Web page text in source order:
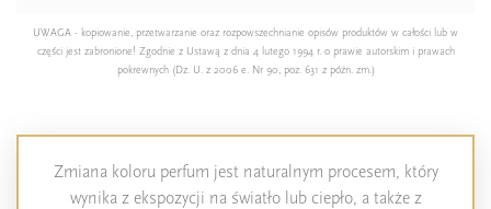
UWAGA - kopiowanie, przetwarzanie oraz rozpowszechnianie opisów produktów w całości lub w
części jest zabronione! Zgodnie z Ustawą z dnia 4 lutego 1994 r. o prawie autorskim i prawach
pokrewnych (Dz. U. z 2006 e. Nr 90, poz. 631 z późn. zm.)
Zmiana koloru perfum jest naturalnym procesem, który
wynika z ekspozycji na światło lub ciepło, a także z